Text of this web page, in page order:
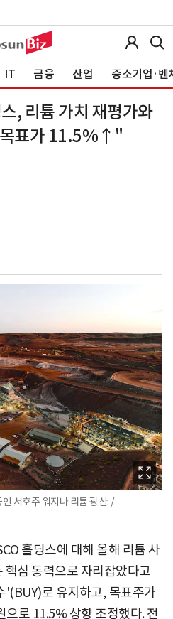
IT 금융 산업 중소기업·벤
, 리튬 가치 재평가와
표가 11.5%↑"
서호주 워지나 리튬 광산. /
홀딩스에 대해 올해 리튬 사
핵심 동력으로 자리잡았다고
'(BUY)로 유지하고, 목표주가
로 11.5% 상향 조정했다. 전